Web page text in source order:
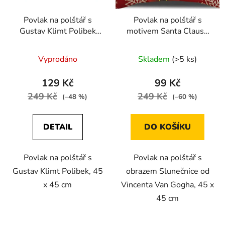
Povlak na polštář s
Gustav Klimt Polibek
Vyprodáno
129 Kč
249 Kč (–48 %)
DETAIL
Povlak na polštář s
Gustav Klimt Polibek, 45
x 45 cm
Povlak na polštář s
motivem Santa Clause
Skladem (>5 ks)
99 Kč
249 Kč (–60 %)
DO KOŠÍKU
Povlak na polštář s
obrazem Slunečnice od
Vincenta Van Gogha, 45 x
45 cm